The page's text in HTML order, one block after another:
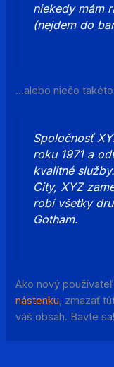
niekedy mám
(nejdem do
…alebo niečo
Spoločnosť
roku 1971 a
kvalitné
City, XYZ
robí všetky
Gotham.
Ako nový
nástenku, zmazať
váš obsah. Bavte sa!